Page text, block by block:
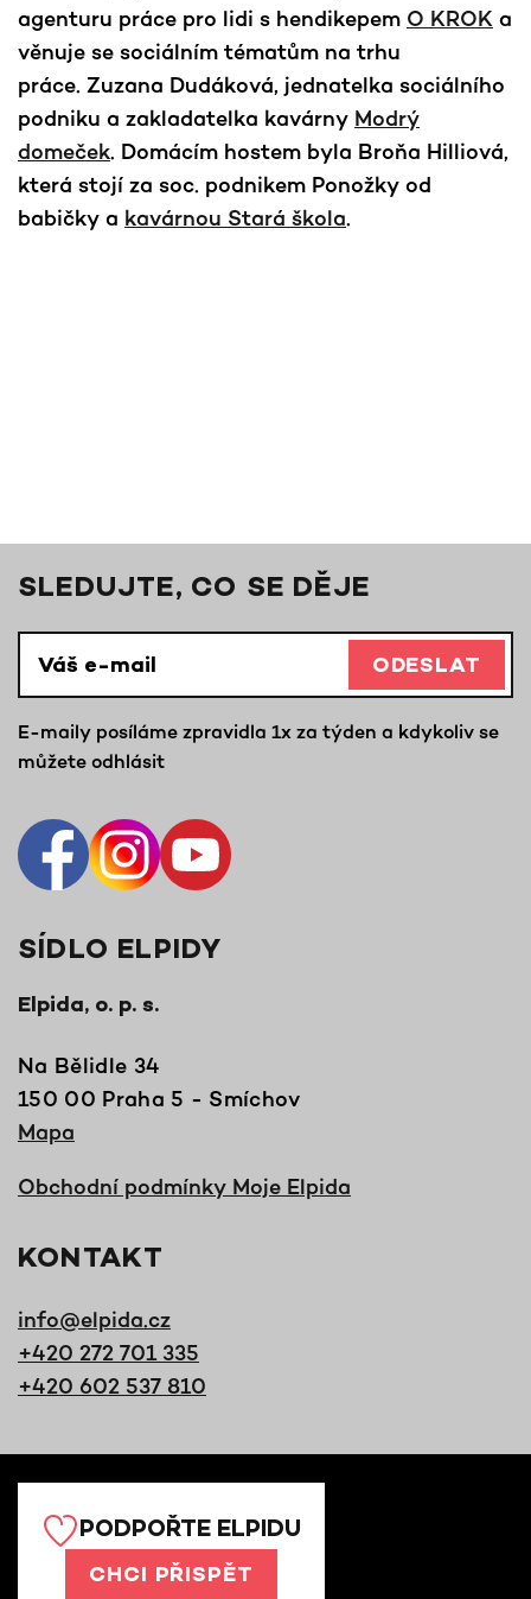
agenturu práce pro lidi s hendikepem O KROK a
věnuje se sociálním tématům na trhu
práce. Zuzana Dudáková, jednatelka sociálního
podniku a zakladatelka kavárny Modrý
domeček. Domácím hostem byla Broňa Hilliová,
která stojí za soc. podnikem Ponožky od
babičky a kavárnou Stará škola.
SLEDUJTE, CO SE DĚJE
ODESLAT
E-maily posíláme zpravidla 1x za týden a kdykoliv se
můžete odhlásit
SÍDLO ELPIDY
Elpida, o. p. s.
Na Bělidle 34
150 00 Praha 5 - Smíchov
Mapa
Obchodní podmínky Moje Elpida
KONTAKT
info@elpida.cz
+420 272 701 335
+420 602 537 810
PODPOŘTE ELPIDU
CHCI PŘISPĚT